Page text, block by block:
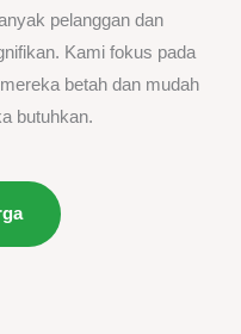
pelanggan dan
Kami fokus pada
betah dan mudah
butuhkan.